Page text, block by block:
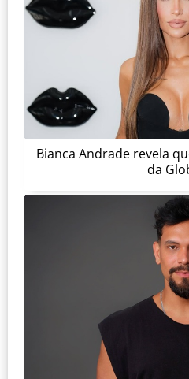
Bianca Andrade revela
da